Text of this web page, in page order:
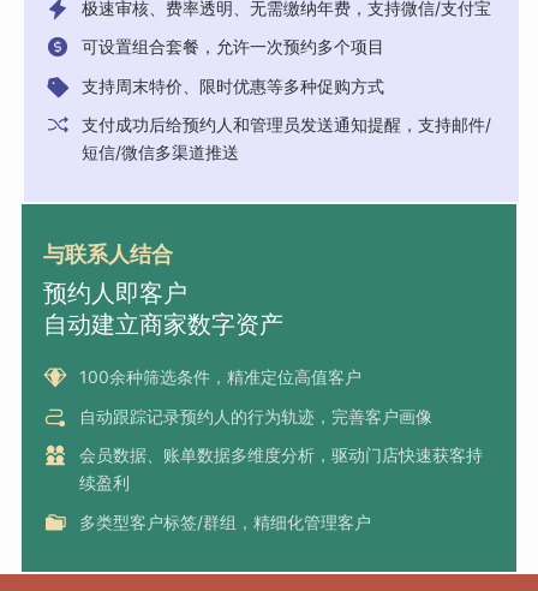
极速审核、费率透明、无需缴纳年费，支持微信/支付宝
可设置组合套餐，允许一次预约多个项目
支持周末特价、限时优惠等多种促购方式
支付成功后给预约人和管理员发送通知提醒，支持邮件/
短信/微信多渠道推送
与联系人结合
预约人即客户
自动建立商家数字资产
100余种筛选条件，精准定位高值客户
自动跟踪记录预约人的行为轨迹，完善客户画像
会员数据、账单数据多维度分析，驱动门店快速获客持
续盈利
多类型客户标签/群组，精细化管理客户